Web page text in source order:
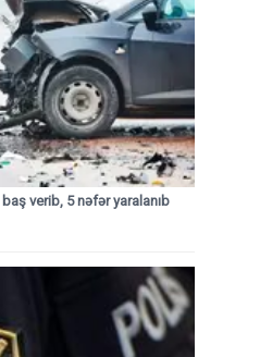
baş verib, 5 nəfər yaralanıb